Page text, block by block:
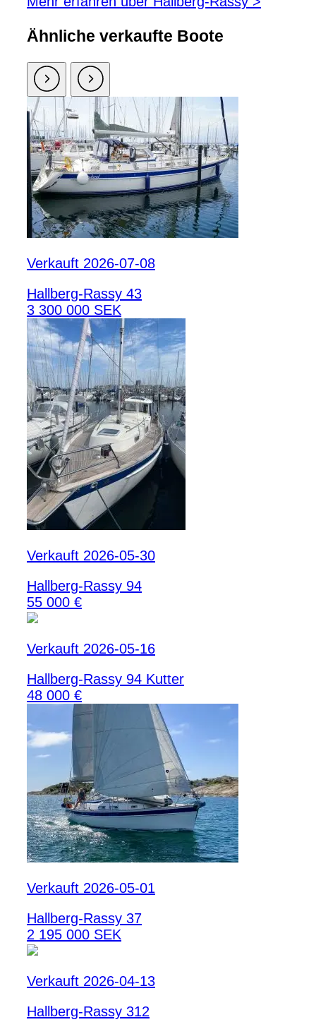
Ähnliche verkaufte Boote
Verkauft 2026-07-08
Hallberg-Rassy 43
3 300 000 SEK
Verkauft 2026-05-30
Hallberg-Rassy 94
55 000 €
Verkauft 2026-05-16
Hallberg-Rassy 94 Kutter
48 000 €
Verkauft 2026-05-01
Hallberg-Rassy 37
2 195 000 SEK
Verkauft 2026-04-13
Hallberg-Rassy 312